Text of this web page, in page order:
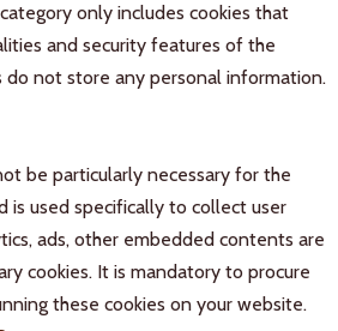
only includes cookies that
and security features of the
do not store any personal information.
be particularly necessary for the
is used specifically to collect user
ads, other embedded contents are
cookies. It is mandatory to procure
these cookies on your website.